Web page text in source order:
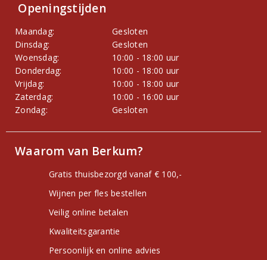
Openingstijden
Maandag:
Gesloten
Dinsdag:
Gesloten
Woensdag:
10:00 - 18:00 uur
Donderdag:
10:00 - 18:00 uur
Vrijdag:
10:00 - 18:00 uur
Zaterdag:
10:00 - 16:00 uur
Zondag:
Gesloten
Waarom van Berkum?
Gratis thuisbezorgd vanaf € 100,-
Wijnen per fles bestellen
Veilig online betalen
Kwaliteitsgarantie
Persoonlijk en online advies